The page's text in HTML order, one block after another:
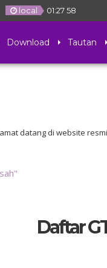
local 01:27 58
Download Tautan
di website resmi MI
Daftar